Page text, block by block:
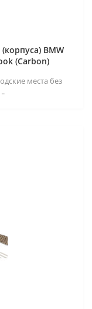
BMW
(Carbon)
места без